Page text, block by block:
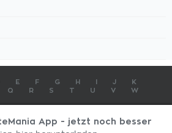
E F G H J
K
Q R S T U V
W
KONTAKT IMPRESSUM
App - jetzt noch besser